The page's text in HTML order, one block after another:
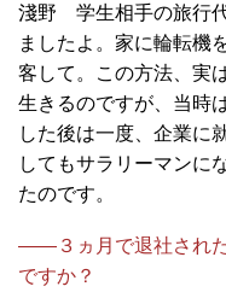
淺野 学生相手の旅行
ましたよ。家に輪転機
客して。この方法、実
生きるのですが、当時
した後は一度、企業に
してもサラリーマンに
たのです。
――３ヵ月で退社され
ですか？